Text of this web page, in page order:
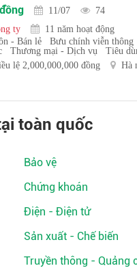
11/07
74
ty
11 năm hoạt động
- Bán lẻ
Bưu chính viễn thông
Thương mại - Dịch vụ Tiêu
lệ 2,000,000,000 đồng
Hà
toàn quốc
Bảo vệ
Chứng khoán
Điện - Điện tử
Sản xuất - Chế biến
Truyền thông - Quảng